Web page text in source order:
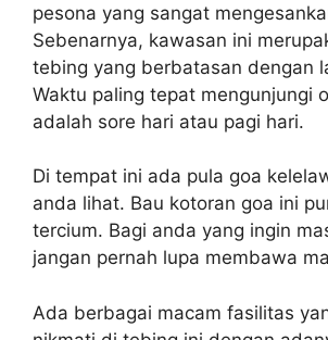
pesona yang sangat
Sebenarnya, kawasan ini
tebing yang berbatasan dengan
Waktu paling tepat mengunjungi
adalah sore hari atau pagi hari.
Di tempat ini ada pula goa
anda lihat. Bau kotoran goa ini
tercium. Bagi anda yang ingin
jangan pernah lupa membawa
Ada berbagai macam fasilitas